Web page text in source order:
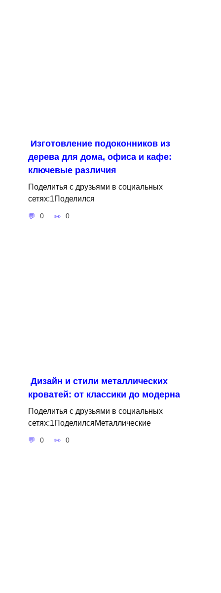
Изготовление подоконников из
дерева для дома, офиса и кафе:
ключевые различия
Поделитья с друзьями в социальных
сетях:1Поделился
0 0
Дизайн и стили металлических
кроватей: от классики до модерна
Поделитья с друзьями в социальных
сетях:1ПоделилсяМеталлические
0 0